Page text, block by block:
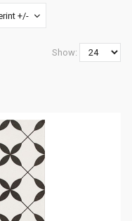
+/-
Show: